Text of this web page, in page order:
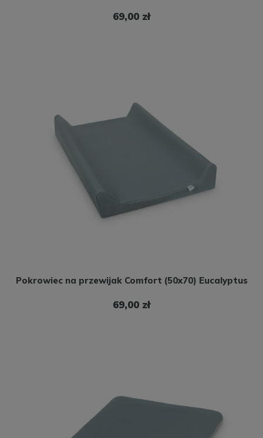
69,00 zł
Pokrowiec na przewijak Comfort (50x70) Eucalyptus
69,00 zł